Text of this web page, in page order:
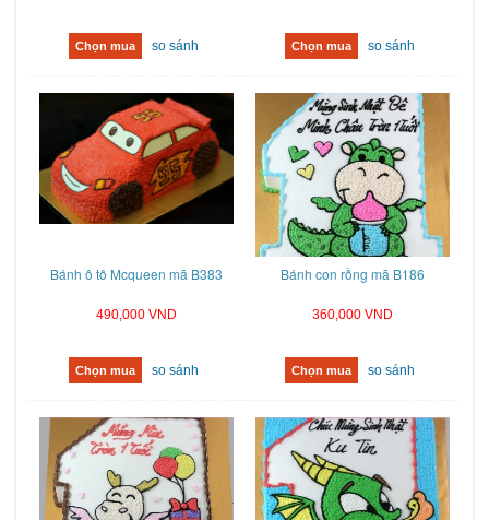
Chọn mua so sánh Chọn mua so sánh
Bánh ô tô Mcqueen mã B383
490,000 VND
Chọn mua so sánh
Bánh con rồng mã B186
360,000 VND
Chọn mua so sánh